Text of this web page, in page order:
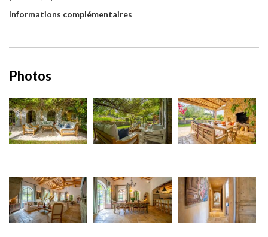
Informations complémentaires
Photos